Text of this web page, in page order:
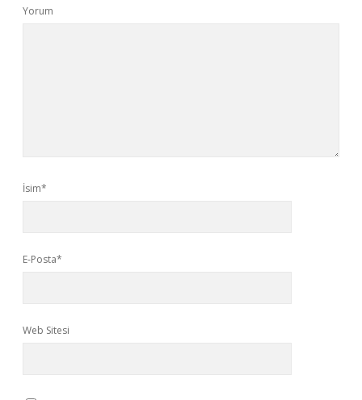
Yorum
İsim*
E-Posta*
Web Sitesi